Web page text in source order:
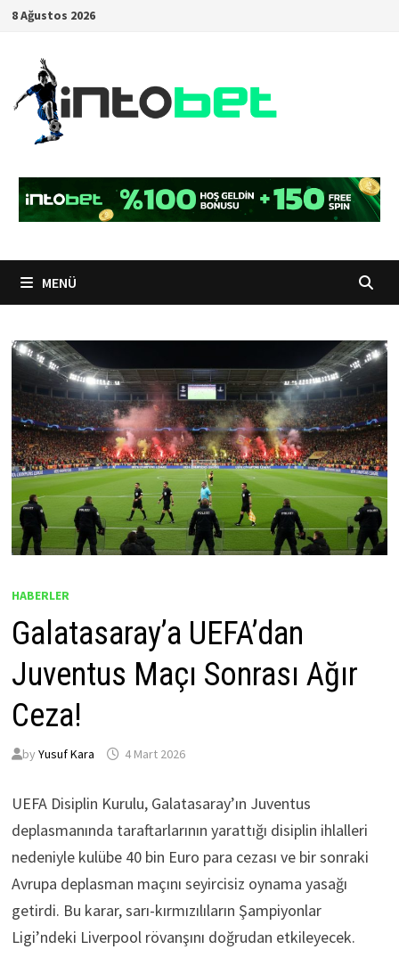
İçeriğe
8 Ağustos 2026
MENÜ
HABERLER
Galatasaray’a UEFA’dan
Juventus Maçı Sonrası Ağır
Ceza!
by Yusuf Kara 4 Mart 2026
UEFA Disiplin Kurulu, Galatasaray’ın Juventus
deplasmanında taraftarlarının yarattığı disiplin ihlalleri
nedeniyle kulübe 40 bin Euro para cezası ve bir sonraki
Avrupa deplasman maçını seyircisiz oynama yasağı
getirdi. Bu karar, sarı-kırmızılıların Şampiyonlar
Ligi’ndeki Liverpool rövanşını doğrudan etkileyecek.